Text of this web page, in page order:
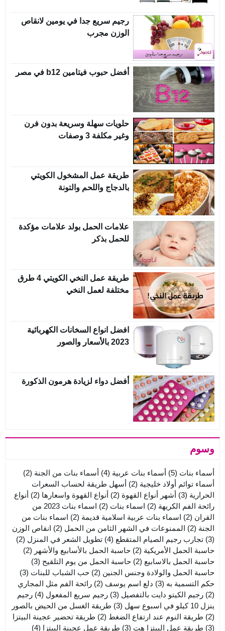
رجيم سريع جدا في يومين لانقاص
الوزن مجرب
أفضل حبوب فيتامين b12 في مصر
حلويات سهلة وسريعة بدون فرن
وغير مكلفة 3 وصفات
طريقة عمل المشخول الكويتي
بالدجاج واللحم والتونة
علامات الحمل بولد علامات مؤكدة
للحمل بذكر
طريقة عمل النخي الكويتي 4 طرق
مختلفة لعمل النخي
افضل انواع السخانات الكهربائية
2023 بالأسعار والصور
أفضل دواء لزيادة هرمون الذكورة
وسوم
أسماء بنات (5) أسماء بنات عربية (4) أسماء بنات من الجنة (2)
أسماء توائم أولاد خليجية (2)
أسهل طريقة لحساب السعرات
الحرارية (3) أشهر أنواع القهوة (2) أنواع القهوة واسعارها (2)
أنواع
رائحة الفم الكريهة (2) اسماء بنات (2)
اسماء بنات 2023 من
القران (2) اسماء بنات عربية اسلامية قديمة (2)
اسماء بنات من
الجنة (2) الممنوعات في الشهر الثامن من الحمل (2)
انقاص الوزن
(3)
تجارب رجيم الصيام المتقطع (4) تطويل الشعر في المنزل (2)
حاسبة الحمل الأمريكية (2) حاسبة الحمل بالأسابيع والأشهر (2)
حاسبة الحمل بالاسابيع (2) حاسبة الحمل من يوم التلقيح (3)
حاسبة الحمل والولادة وجنس الجنين (2) حب الشباب للبنات (3)
حكم التسمية به (3) دلع اسم يوسف (2)
رائحة الفم مثل المجاري
(2)
رجيم الكيتو دايت بالتفصيل (3) رجيم سريع المفعول (4)
رجيم
ينزل 10 كيلو في اسبوع سهل
(3)
طريقة الغسل من الحيض بالصور
(2)
طريقة النوم عند ارتفاع الضغط (2)
طريقة تحضير عجينة البيتزا
(3)
طريقة عمل البيتزا هت (3) طريقة عمل عجينة البيتزا (4)